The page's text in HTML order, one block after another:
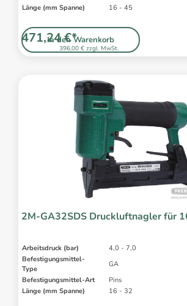
Länge (mm Spanne)
16 - 45
In den Warenkorb
396,00 € zzgl. MwSt.
471,24 €*
2M-GA32SDS Druckluftnagler für
Arbeitsdruck (bar)
4,0 - 7,0
Befestigungsmittel-
Type
GA
Befestigungsmittel-Art
Pins
Länge (mm Spanne)
16 - 32